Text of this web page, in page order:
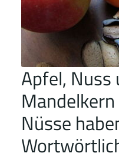
Apfel, Nuss
Nüsse